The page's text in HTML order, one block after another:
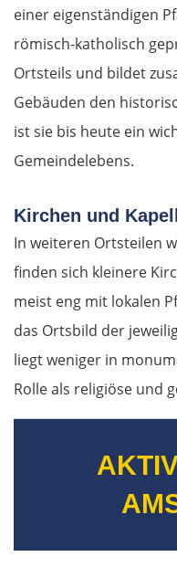
einer eigenständigen
römisch-katholisch
Ortsteils und bildet
Gebäuden den
ist sie bis heute ein
Gemeindelebens.
Kirchen und
In weiteren Ortsteilen
finden sich kleinere
meist eng mit lokalen
das Ortsbild der
liegt weniger in
Rolle als religiöse und